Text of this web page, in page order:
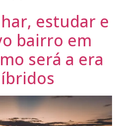
estudar e
bairro em
será a era